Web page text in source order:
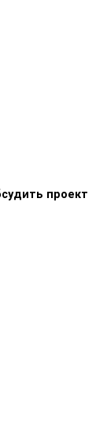
проект